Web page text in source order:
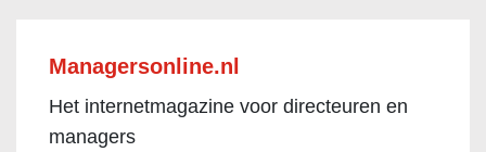
Managersonline.nl
Het internetmagazine voor directeuren en
managers